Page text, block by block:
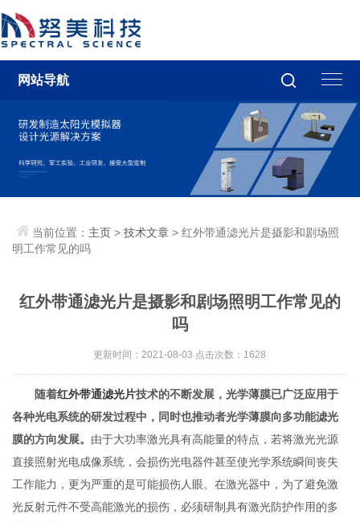
网站导航
当前位置： 主页 >技术文章 > 红外带通滤光片是摄影和剧场照
明工作常见的吗
红外带通滤光片是摄影和剧场照明工作常见的
吗
更新时间：2021-08-03 点击次数：1628
随着红外带通滤光片技术的不断发展，光学薄膜已广泛应用于
各种光电系统的研发过程中，同时也推动者光学薄膜向多功能滤光
膜的方向发展。 由于大功率激光具有高能量的特点，若将激光光源
直接照射光电成像系统，会损伤光电器件甚至使光学系统瞬间丧失
工作能力，更为严重的是可能损伤人眼。在激光器中，为了避免激
光反射元件不受高能激光的损伤，必须研制具有激光防护作用的多